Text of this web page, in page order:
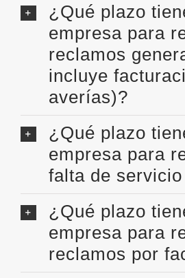
¿Qué plazo
empresa para
reclamos
incluye
averías)?
¿Qué plazo
empresa para
falta de
¿Qué plazo
empresa para
reclamos por